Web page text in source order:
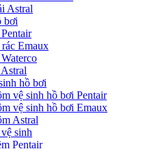
Astral
bơi
Emaux
hồ bơi
vệ sinh hồ bơi Pentair
vệ sinh hồ bơi Emaux
Astral
sinh
Pentair